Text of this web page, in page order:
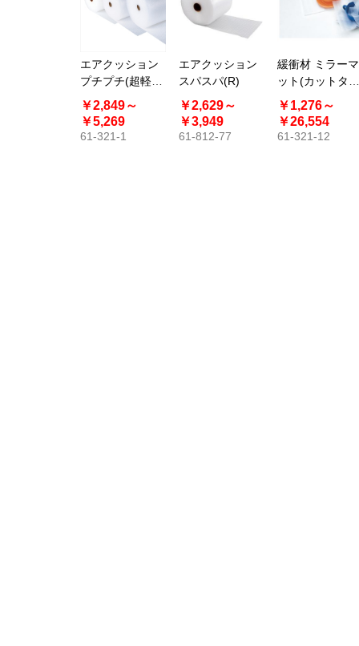
エアクッション
プチプチ(超軽梱
包用) 42m巻
￥2,849～
￥5,269
61-321-1
エアクッション
スパスパ(R)
￥2,629～
￥3,949
61-812-77
緩衝材 ミラーマ
ット(カットタイ
プ)
￥1,276～
￥26,554
61-321-12